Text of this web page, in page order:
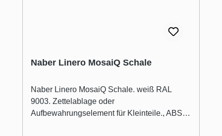
Naber Linero MosaiQ Schale
Naber Linero MosaiQ Schale. weiß RAL
9003. Zettelablage oder
Aufbewahrungselement für Kleinteile., ABS-